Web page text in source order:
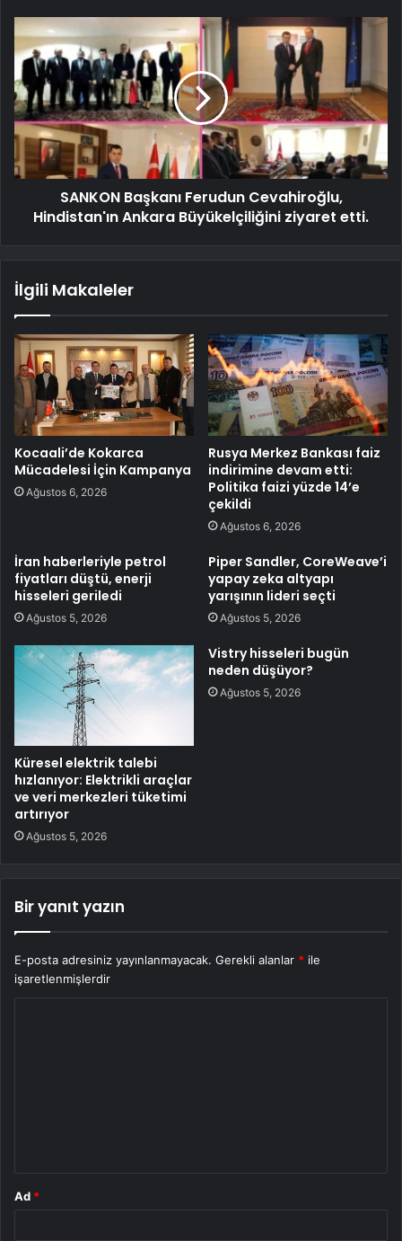
SANKON Başkanı Ferudun Cevahiroğlu,
Hindistan'ın Ankara Büyükelçiliğini ziyaret etti.
İlgili Makaleler
Kocaali’de Kokarca
Mücadelesi İçin Kampanya
Ağustos 6, 2026
Rusya Merkez Bankası faiz
indirimine devam etti:
Politika faizi yüzde 14’e
çekildi
Ağustos 6, 2026
İran haberleriyle petrol
fiyatları düştü, enerji
hisseleri geriledi
Ağustos 5, 2026
Piper Sandler, CoreWeave’i
yapay zeka altyapı
yarışının lideri seçti
Ağustos 5, 2026
Küresel elektrik talebi
hızlanıyor: Elektrikli araçlar
ve veri merkezleri tüketimi
artırıyor
Ağustos 5, 2026
Vistry hisseleri bugün
neden düşüyor?
Ağustos 5, 2026
Bir yanıt yazın
E-posta adresiniz yayınlanmayacak. Gerekli alanlar * ile
işaretlenmişlerdir
Ad *